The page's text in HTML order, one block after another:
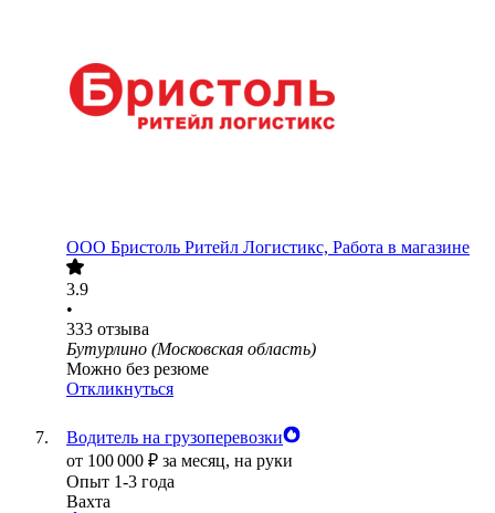
ООО Бристоль Ритейл Логистикс, Работа в магазине
3.9
•
333 отзыва
Бутурлино (Московская область)
Можно без резюме
Откликнуться
Водитель на грузоперевозки
от 100 000 ₽ за месяц, на руки
Опыт 1-3 года
Вахта